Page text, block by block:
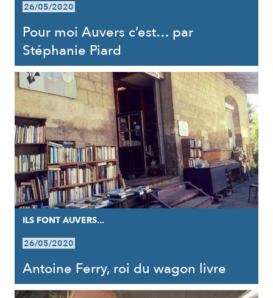
26/05/2020
Pour moi Auvers c’est… par
Stéphanie Piard
ILS FONT AUVERS...
26/05/2020
Antoine Ferry, roi du wagon livre